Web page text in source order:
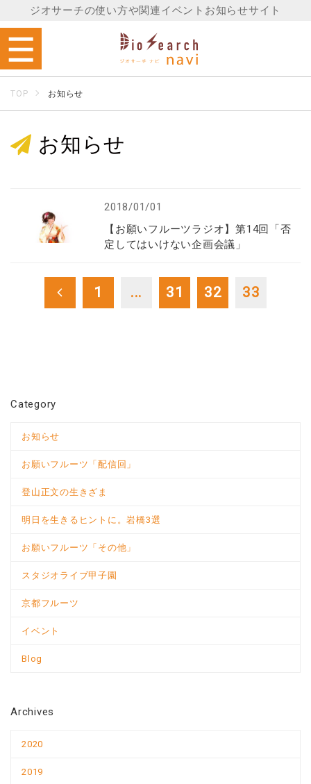
ジオサーチの使い方や関連イベントお知らせサイト
TOP お知らせ
お知らせ
2018/01/01
【お願いフルーツラジオ】第14回「否
定してはいけない企画会議」
1 ... 31 32 33
Category
お知らせ
お願いフルーツ「配信回」
登山正文の生きざま
明日を生きるヒントに。岩橋3選
お願いフルーツ「その他」
スタジオライブ甲子園
京都フルーツ
イベント
Blog
Archives
2020
2019